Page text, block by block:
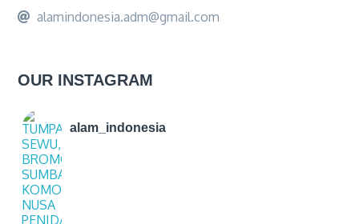
alamindonesia.adm@gmail.com
OUR INSTAGRAM
alam_indonesia